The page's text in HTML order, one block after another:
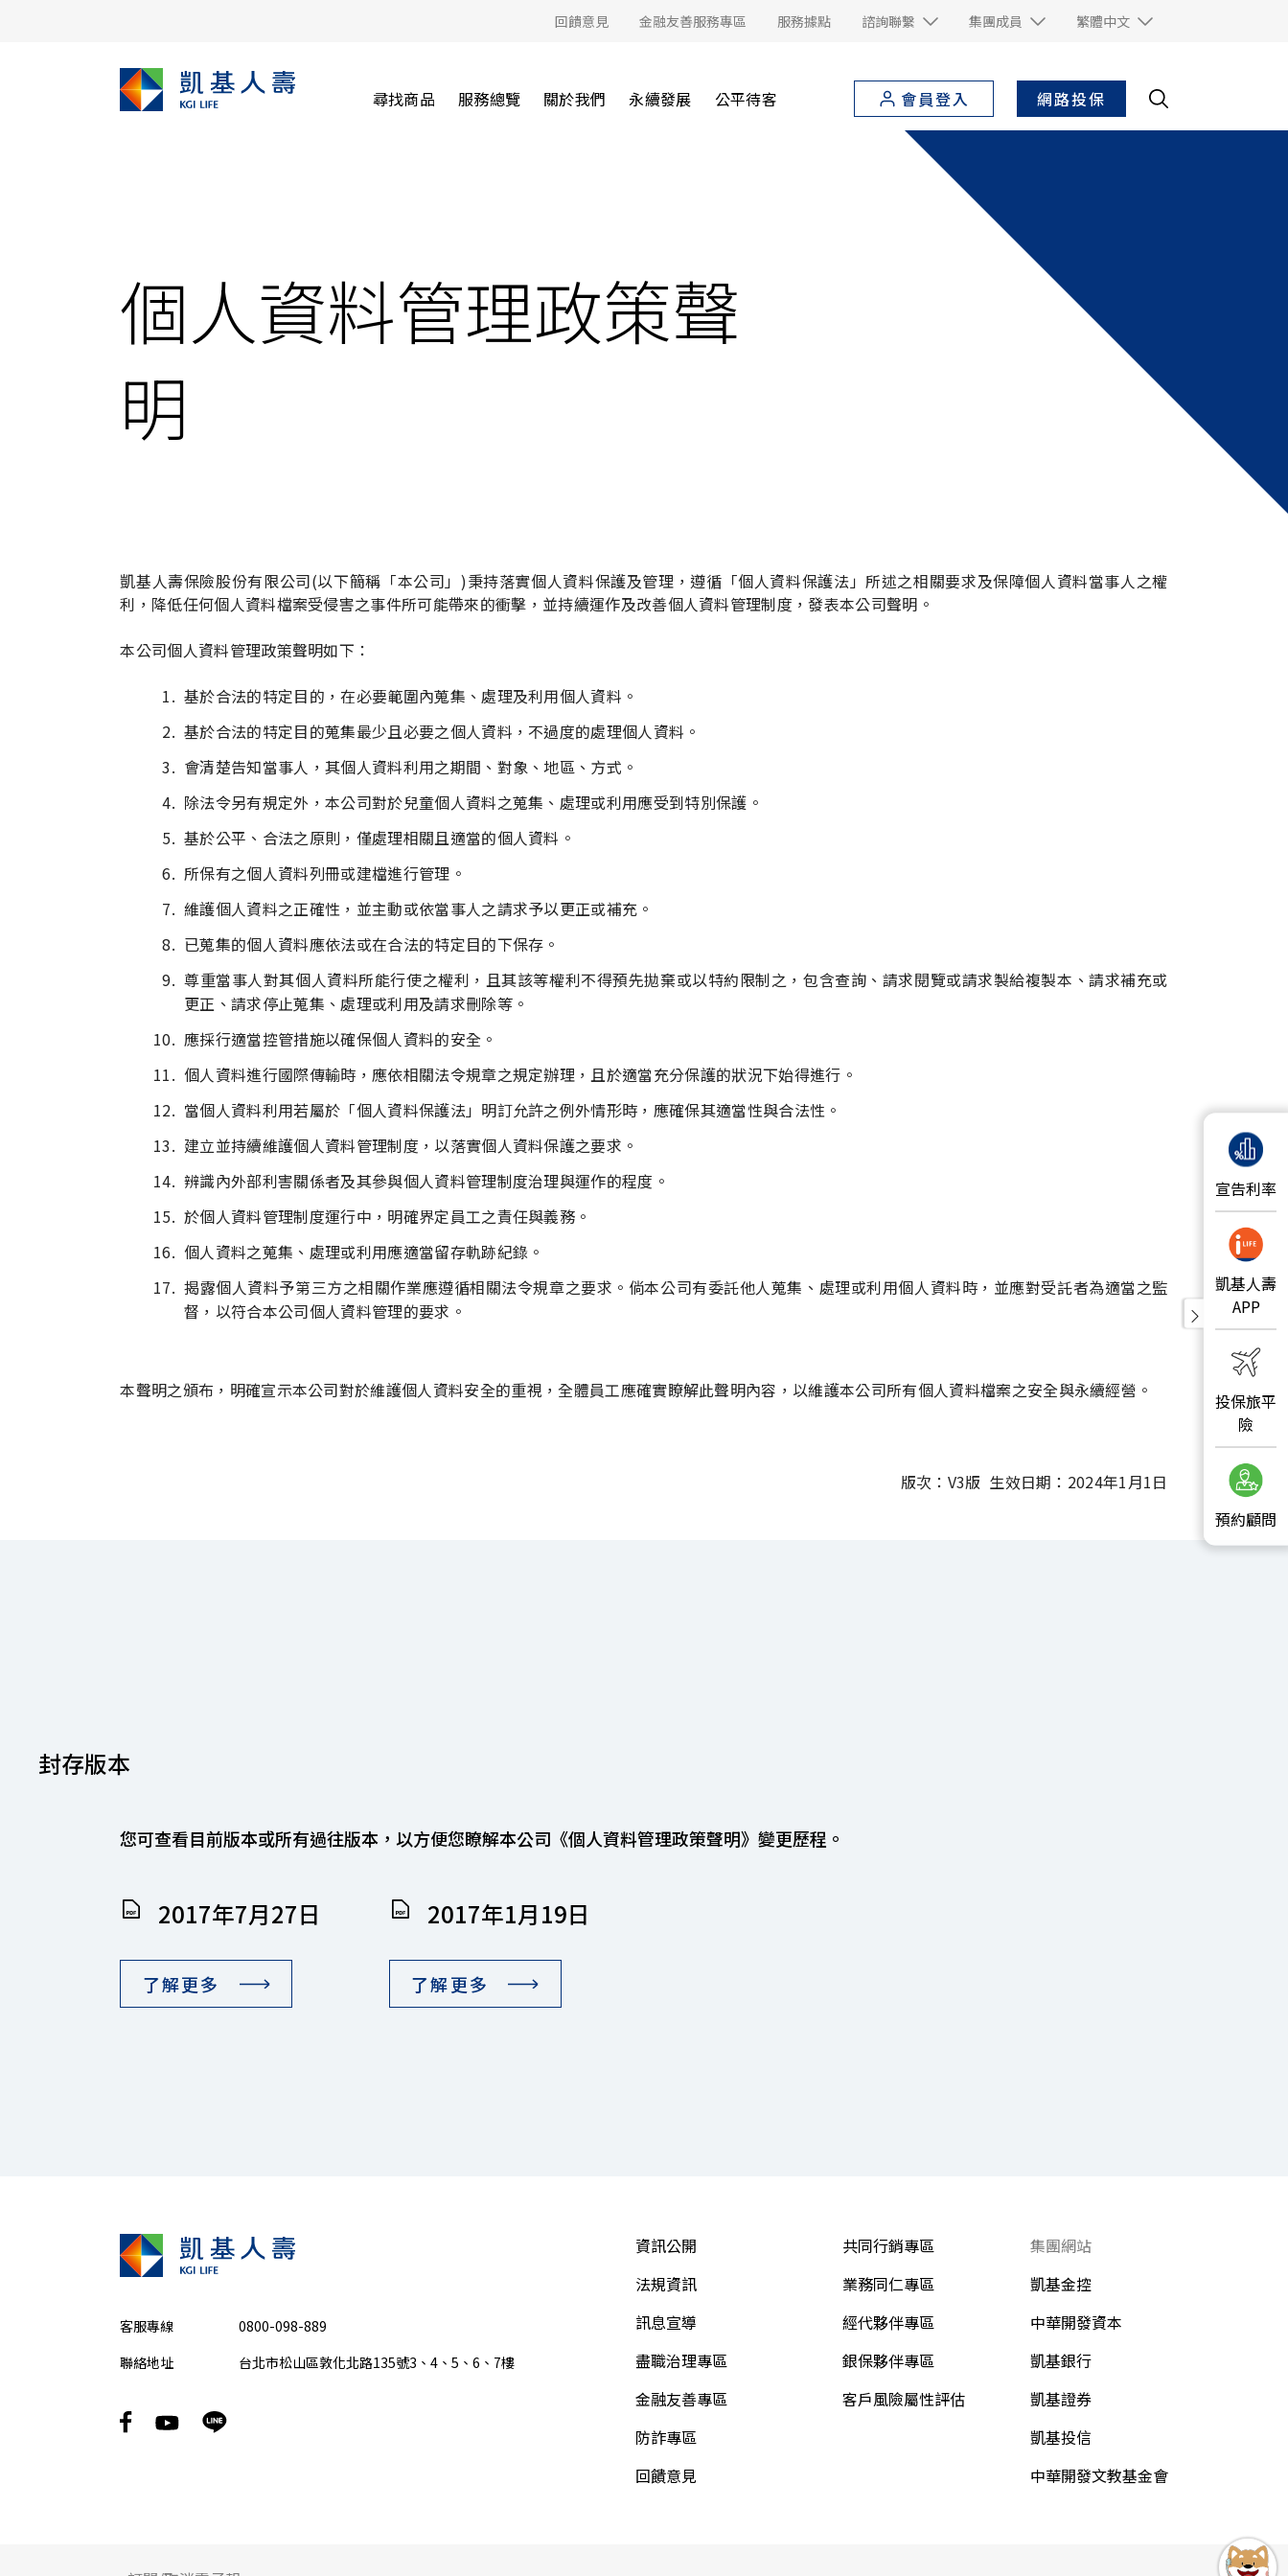
回饋意見 金融友善服務專區 服務據點 諮詢聯繫 集團成員 繁體中文
尋找商品 服務總覽 關於我們 永續發展 公平待客 會員登入 網路投保
宣告利率
凱基人壽
APP
投保旅平
險
預約顧問
個人資料管理政策聲
明
凱基人壽保險股份有限公司(以下簡稱「本公司」)秉持落實個人資料保護及管理，遵循「個人資料保護法」所述之相關要求及保障個人資料當事人之權
利，降低任何個人資料檔案受侵害之事件所可能帶來的衝擊，並持續運作及改善個人資料管理制度，發表本公司聲明。
本公司個人資料管理政策聲明如下：
基於合法的特定目的，在必要範圍內蒐集、處理及利用個人資料。
基於合法的特定目的蒐集最少且必要之個人資料，不過度的處理個人資料。
會清楚告知當事人，其個人資料利用之期間、對象、地區、方式。
除法令另有規定外，本公司對於兒童個人資料之蒐集、處理或利用應受到特別保護。
基於公平、合法之原則，僅處理相關且適當的個人資料。
所保有之個人資料列冊或建檔進行管理。
維護個人資料之正確性，並主動或依當事人之請求予以更正或補充。
已蒐集的個人資料應依法或在合法的特定目的下保存。
尊重當事人對其個人資料所能行使之權利，且其該等權利不得預先拋棄或以特約限制之，包含查詢、請求閱覽或請求製給複製本、請求補充或
更正、請求停止蒐集、處理或利用及請求刪除等。
應採行適當控管措施以確保個人資料的安全。
個人資料進行國際傳輸時，應依相關法令規章之規定辦理，且於適當充分保護的狀況下始得進行。
當個人資料利用若屬於「個人資料保護法」明訂允許之例外情形時，應確保其適當性與合法性。
建立並持續維護個人資料管理制度，以落實個人資料保護之要求。
辨識內外部利害關係者及其參與個人資料管理制度治理與運作的程度。
於個人資料管理制度運行中，明確界定員工之責任與義務。
個人資料之蒐集、處理或利用應適當留存軌跡紀錄。
揭露個人資料予第三方之相關作業應遵循相關法令規章之要求。倘本公司有委託他人蒐集、處理或利用個人資料時，並應對受託者為適當之監
督，以符合本公司個人資料管理的要求。
本聲明之頒布，明確宣示本公司對於維護個人資料安全的重視，全體員工應確實瞭解此聲明內容，以維護本公司所有個人資料檔案之安全與永續經營。
版次：V3版 生效日期：2024年1月1日
封存版本
您可查看目前版本或所有過往版本，以方便您瞭解本公司《個人資料管理政策聲明》變更歷程。
2017年7月27日
了解更多
2017年1月19日
了解更多
客服專線
0800-098-889
聯絡地址
台北市松山區敦化北路135號3、4、5、6、7樓
資訊公開
法規資訊
訊息宣導
盡職治理專區
金融友善專區
防詐專區
回饋意見
共同行銷專區
業務同仁專區
經代夥伴專區
銀保夥伴專區
客戶風險屬性評估
集團網站
凱基金控
中華開發資本
凱基銀行
凱基證券
凱基投信
中華開發文教基金會